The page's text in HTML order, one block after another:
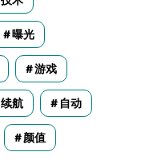
曝光
游戏
续航 自动
颜值